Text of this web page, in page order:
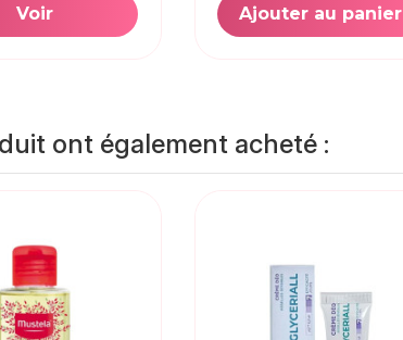
Voir Ajouter au panier
ont également acheté :